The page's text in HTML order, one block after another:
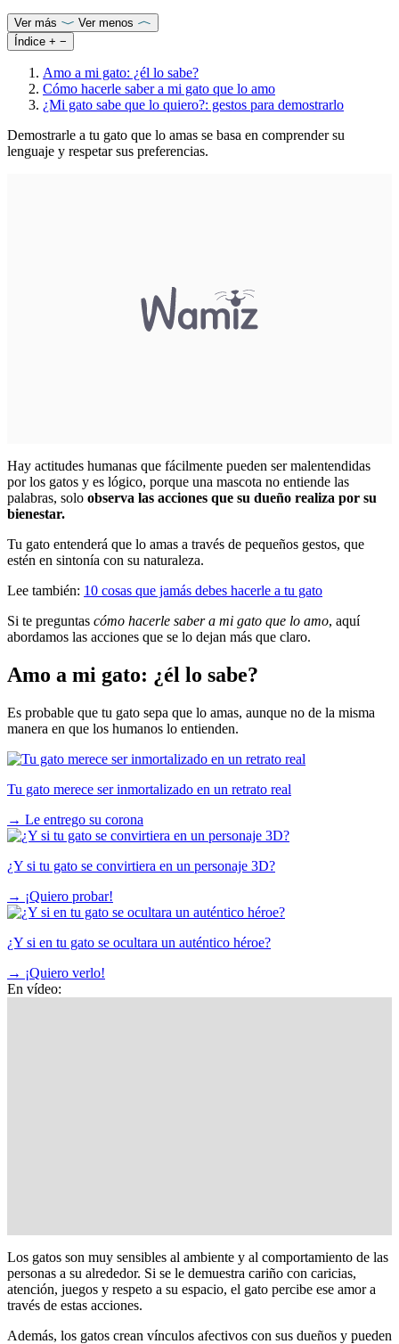
Ver más
Ver menos
Índice + −
Amo a mi gato: ¿él lo sabe?
Cómo hacerle saber a mi gato que lo amo
¿Mi gato sabe que lo quiero?: gestos para demostrarlo
Demostrarle a tu gato que lo amas se basa en comprender su
lenguaje y respetar sus preferencias.
Hay actitudes humanas que fácilmente pueden ser malentendidas
por los gatos y es lógico, porque una mascota no entiende las
palabras, solo observa las acciones que su dueño realiza por su
bienestar.
Tu gato entenderá que lo amas a través de pequeños gestos, que
estén en sintonía con su naturaleza.
Lee también: 10 cosas que jamás debes hacerle a tu gato
Si te preguntas cómo hacerle saber a mi gato que lo amo, aquí
abordamos las acciones que se lo dejan más que claro.
Amo a mi gato: ¿él lo sabe?
Es probable que tu gato sepa que lo amas, aunque no de la misma
manera en que los humanos lo entienden.
Tu gato merece ser inmortalizado en un retrato real
→ Le entrego su corona
¿Y si tu gato se convirtiera en un personaje 3D?
→ ¡Quiero probar!
¿Y si en tu gato se ocultara un auténtico héroe?
→ ¡Quiero verlo!
En vídeo:
Los gatos son muy sensibles al ambiente y al comportamiento de las
personas a su alrededor. Si se le demuestra cariño con caricias,
atención, juegos y respeto a su espacio, el gato percibe ese amor a
través de estas acciones.
Además, los gatos crean vínculos afectivos con sus dueños y pueden